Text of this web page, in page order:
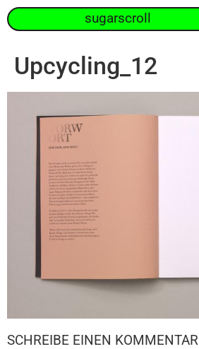
sugarscroll
Upcycling_12
SCHREIBE EINEN KOMMENTAR